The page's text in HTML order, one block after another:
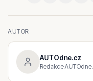
AUTOR
AUTOdne.cz
Redakce